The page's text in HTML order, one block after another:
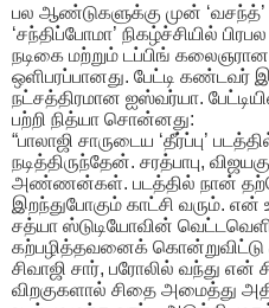
பல ஆண்டுகளுக்கு முன்
‘சந்திப்போமா’ நிகழ்ச்சியில்
நடிகை மற்றும் டப்பிங் கலைஞரான
ஒளிபரப்பானது. பேட்டி
நட்சத்திரமான ஐஸ்வர்யா.
பற்றி நித்யா சொன்னது:
​“பாலாஜி சாருடைய ‘தீர்ப்பு’
நடித்திருந்தேன். சரத்பாபு,
அண்ணன்கள். படத்தில் நான்
இறந்துபோகும் காட்சி வரும்.
சத்யா ஸ்டுடியோவின்
கற்பழித்தவனைக் கொன்றுவிட்டு
சிவாஜி சார், பரோலில் வந்து என்
​விறகுகளால் சிதை அமைத்து